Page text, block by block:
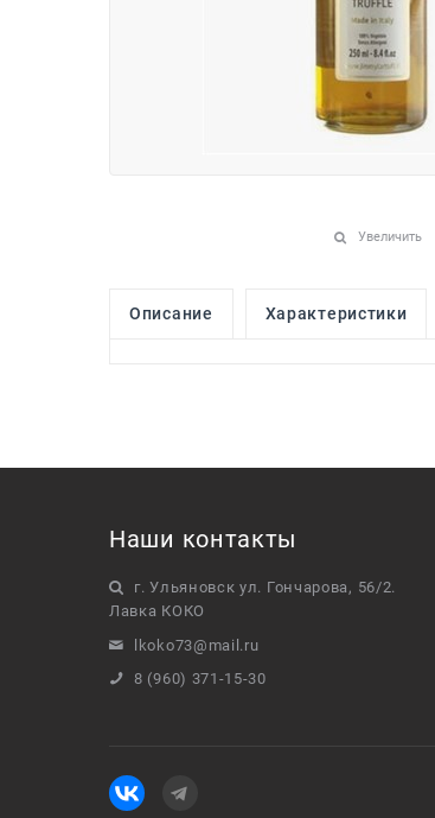
Увеличить
Описание Характеристики
Наши контакты
г. Ульяновск ул. Гончарова, 56/2.
Лавка КОКО
lkoko73@mail.ru
8 (960) 371-15-30